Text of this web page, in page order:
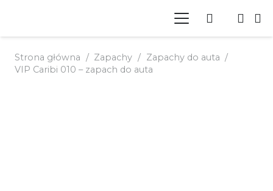
Strona główna / Zapachy / Zapachy do auta /
VIP Caribi 010 – zapach do auta